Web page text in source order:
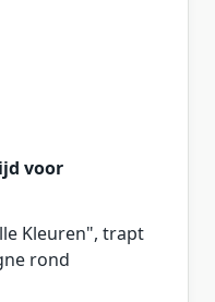
voor
Kleuren", trapt
rond